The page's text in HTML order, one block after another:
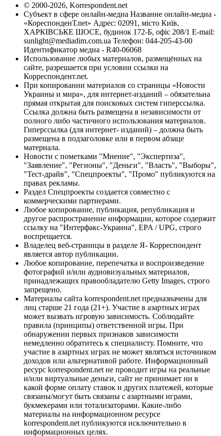
© 2000-2026, Korrespondent.net
Субъект в сфере онлайн-медиа Название онлайн-медиа -
«КореспонденТ.net» Адрес: 02091, місто Київ,
ХАРКІВСЬКЕ ШОСЕ, будинок 172-Б, офіс 208/1 E-mail:
sunlight@mediadim.com.ua Телефон: 044-205-43-00
Идентификатор медиа - R40-06068
Использование любых материалов, размещённых на
сайте, разрешается при условии ссылки на
Корреспондент.net.
При копировании материалов со страницы «Новости
Украины и мира», для интернет-изданий – обязательна
прямая открытая для поисковых систем гиперссылка.
Ссылка должна быть размещена в независимости от
полного либо частичного использования материалов.
Гиперссылка (для интернет- изданий) – должна быть
размещена в подзаголовке или в первом абзаце
материала.
Новости с пометками "Мнение", "Экспертиза",
"Заявление", "Регионы", "Деньги", "Власть", "Выборы",
"Тест-драйв", "Спецпроекты", "Промо" публикуются на
правах рекламы.
Раздел Спецпроекты создается совместно с
коммерческими партнерами.
Любое копирование, публикация, републикация и
другое распространение информации, которое содержит
ссылку на "Интерфакс-Украина", EPA / UPG, строго
воспрещается.
Владелец веб-страницы в разделе Я- Корреспондент
является автор публикации.
Любое копирование, перепечатка и воспроизведение
фотографий и/или аудиовизуальных материалов,
принадлежащих правообладателю Getty Images, строго
запрещено.
Материалы сайта korrespondent.net предназначены для
лиц старше 21 года (21+). Участие в азартных играх
может вызвать игровую зависимость. Соблюдайте
правила (принципы) ответственной игры. При
обнаружении первых признаков зависимости
немедленно обратитесь к специалисту. Помните, что
участие в азартных играх не может являться источником
доходов или альтернативой работе. Информационный
ресурс korrespondent.net не проводит игры на реальные
и/или виртуальные деньги, сайт не принимает ни в
какой форме оплату ставок и других платежей, которые
связаны/могут быть связаны с азартными играми,
букмекерами или тотализаторами. Какие-либо
материалы на информационном ресурсе
korrespondent.net публикуются исключительно в
информационных целях.